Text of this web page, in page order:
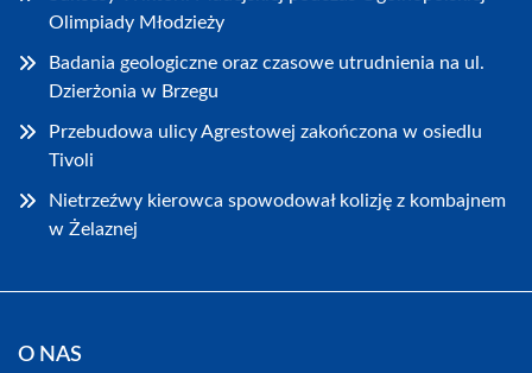
Olimpiady Młodzieży
Badania geologiczne oraz czasowe utrudnienia na ul.
Dzierżonia w Brzegu
Przebudowa ulicy Agrestowej zakończona w osiedlu
Tivoli
Nietrzeźwy kierowca spowodował kolizję z kombajnem
w Żelaznej
O NAS